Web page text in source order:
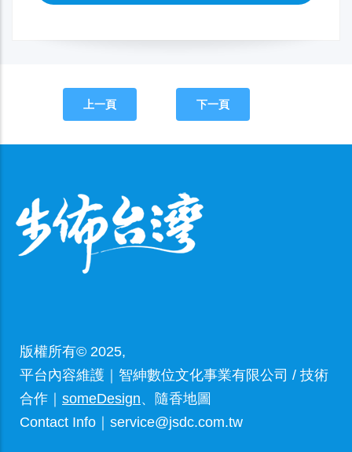
上一頁 下一頁
版權所有© 2025,
平台內容維護｜智紳數位文化事業有限公司 / 技術
合作｜ someDesign、隨香地圖
Contact Info｜service@jsdc.com.tw